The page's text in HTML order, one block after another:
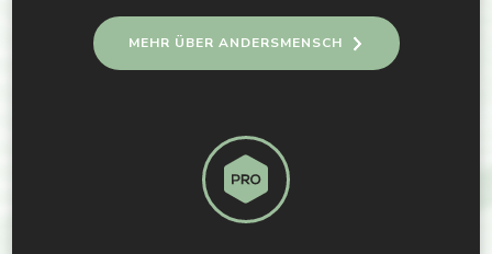
MEHR ÜBER ANDERSMENSCH